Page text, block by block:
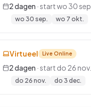
2dagen · startwo 30 sep.
wo 30 sep. wo 7 okt.
Virtueel Live Online
2dagen · start do 26 nov.
do 26 nov. do 3 dec.